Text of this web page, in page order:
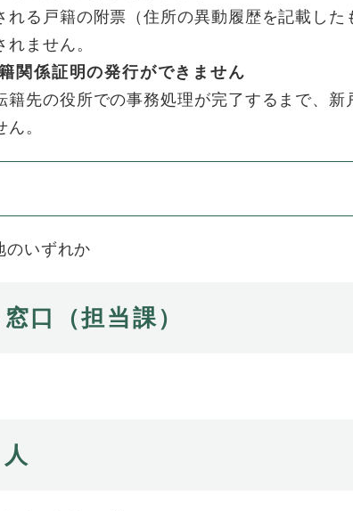
れる戸籍の附票（住所の異動履歴を記載した
ません。
関係証明の発行ができません
籍先の役所での事務処理が完了するまで、新
。
のいずれか
口（担当課）